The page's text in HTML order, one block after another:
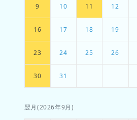
9 10 11 12
16 17 18 19
23 24 25 26
30 31
翌月(2026年9月)